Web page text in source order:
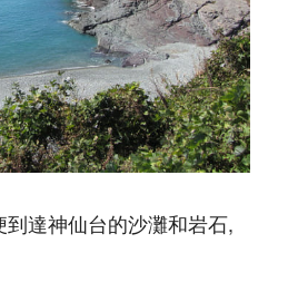
達神仙台的沙灘和岩石,